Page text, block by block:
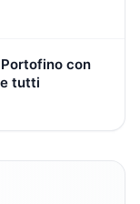
con
tutti